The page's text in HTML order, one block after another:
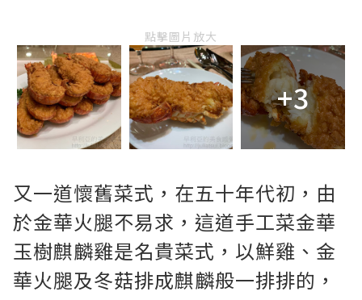
點擊圖片放大
+3
又一道懷舊菜式，在五十年代初，由
於金華火腿不易求，這道手工菜金華
玉樹麒麟雞是名貴菜式，以鮮雞、金
華火腿及冬菇排成麒麟般一排排的，